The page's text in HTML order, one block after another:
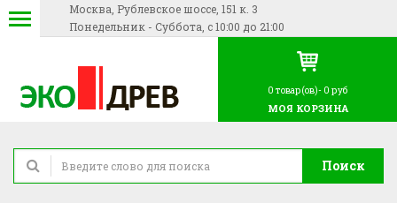
Москва, Рублевское шоссе, 151 к. 3
Понедельник - Суббота, с 10:00 до 21:00
Поиск
0 товар(ов)- 0 руб
МОЯ КОРЗИНА